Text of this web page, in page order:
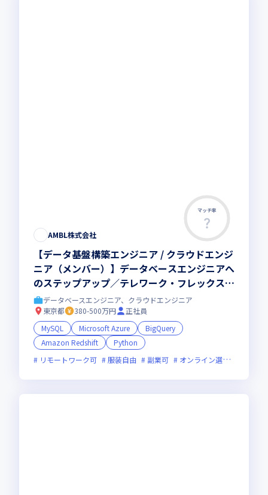
マッチ率
AMBL株式会社
【データ基盤構築エンジニア / クラウドエンジ
ニア（メンバー）】データベースエンジニアへ
のステップアップ／テレワーク・フレックス・
副業可能／複数のデータベース設計において第
一線でのご活躍を！
データベースエンジニア、クラウドエンジニア
東京都
380-500万円
正社員
MySQL
Microsoft Azure
BigQuery
Amazon Redshift
Python
リモートワーク可
服装自由 副業可 オンライン選考可